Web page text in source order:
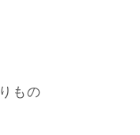
りもの